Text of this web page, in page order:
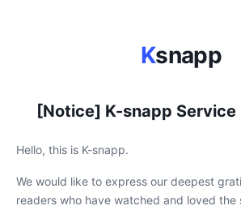
Ksnapp
[Notice] K-snapp Service
Hello, this is K-snapp.
We would like to express our deepest
readers who have watched and loved the